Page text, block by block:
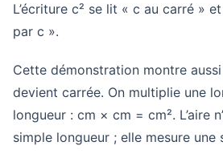
L’écriture c² se lit « c au carré »
par c ».
Cette démonstration montre
devient carrée. On multiplie une
longueur : cm × cm = cm². L’aire
simple longueur ; elle mesure une